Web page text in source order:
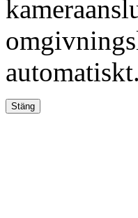
automatiskt.
Stäng